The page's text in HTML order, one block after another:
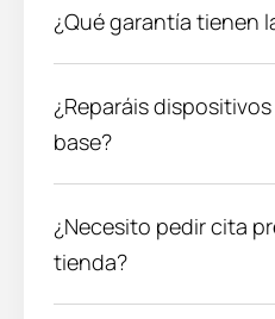
¿Qué garantía tienen
¿Reparáis
base?
¿Necesito pedir cita
tienda?